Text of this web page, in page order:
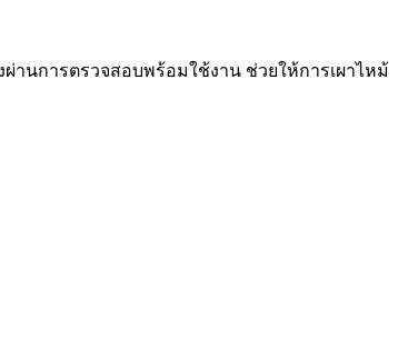
านการตรวจสอบพร้อมใช้งาน ช่วยให้การเผาไหม้